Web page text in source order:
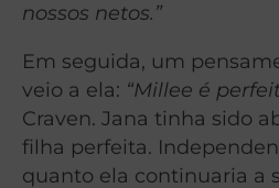
nossos netos.”
Em seguida, um
veio a ela: “Millee é
Craven. Jana tinha sido
filha perfeita.
quanto ela continuaria a